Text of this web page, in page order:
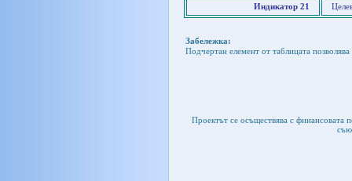
Индикатор 21
Забележка:
Подчертан елемент от таблицата
Проектът се осъществява с финансовата